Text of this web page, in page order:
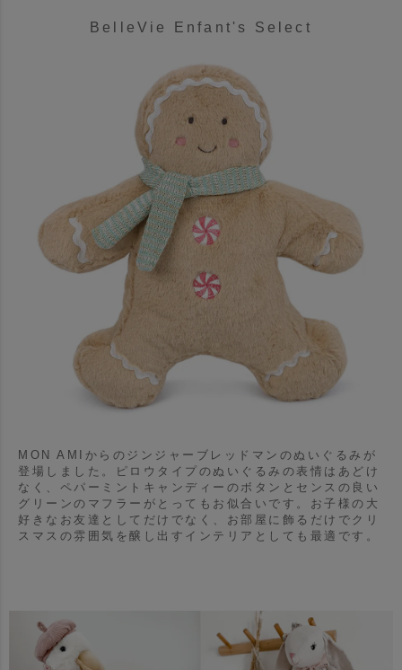
BelleVie Enfant's Select
MON AMIからのジンジャーブレッドマンのぬいぐるみが
登場しました。
ピロウタイプのぬいぐるみの表情はあどけ
なく、ペパーミントキャンディーのボタンとセンスの良い
グリーンのマフラーがとってもお似合いです。 お子様の大
好きなお友達としてだけでなく、お部屋に飾るだけでクリ
スマスの雰囲気を醸し出すインテリアとしても最適です。